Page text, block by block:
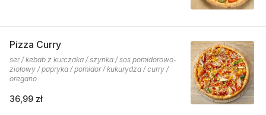
Pizza Curry
ser / kebab z kurczaka / szynka / sos pomidorowo-
ziołowy / papryka / pomidor / kukurydza / curry /
oregano
36,99 zł